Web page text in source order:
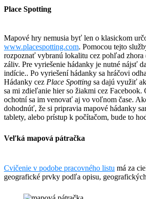
Place Spotting
Mapové hry nemusia byť len o klasickom
www.placespotting.com. Pomocou tejto
rozpoznať vybranú lokalitu cez pohľad zhora
záliv. Pre vyriešenie hádanky je nutné nájsť
indície.. Po vyriešení hádanky sa hráčovi
Hádanky cez Place Spotting sa dajú využiť
sa mi zdieľanie hier so žiakmi cez
ochotní sa im venovať aj vo voľnom čase.
dohodnúť, že si pripravia mapové hádanky
tablety, alebo prístup k počítačom, bude to
Veľká mapová pátračka
Cvičenie v podobe pracovného listu má za
geografické prvky podľa opisu,